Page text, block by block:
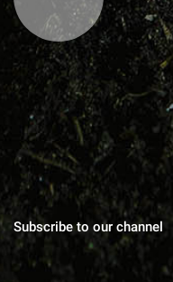
Blog cu zeci de sfaturi
gusturile, povești de
suflet.
Subscribe to our channel